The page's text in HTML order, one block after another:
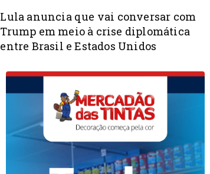
Lula anuncia que vai conversar com
Trump em meio à crise diplomática
entre Brasil e Estados Unidos